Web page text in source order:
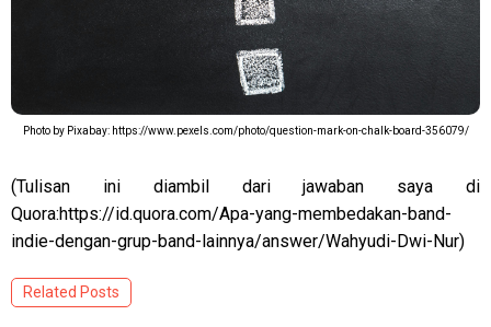
Photo by Pixabay: https://www.pexels.com/photo/question-mark-on-chalk-board-356079/
(Tulisan ini diambil dari jawaban saya di
Quora:https://id.quora.com/Apa-yang-membedakan-band-
indie-dengan-grup-band-lainnya/answer/Wahyudi-Dwi-Nur)
Related Posts